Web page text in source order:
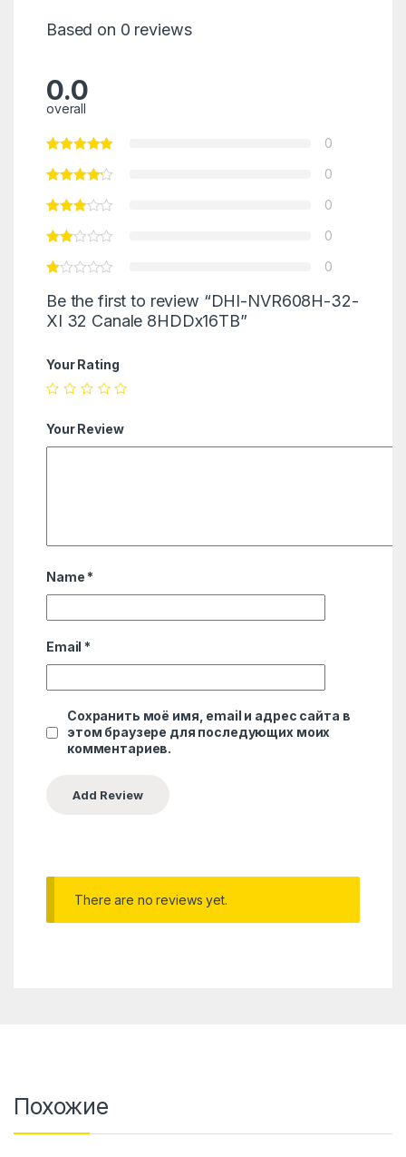
Based on 0 reviews
0.0
overall
0
0
0
0
0
Be the first to review “DHI-NVR608H-32-
XI 32 Canale 8HDDx16TB”
Your Rating
Your Review
Name *
Email *
Сохранить моё имя, email и адрес сайта в
этом браузере для последующих моих
комментариев.
There are no reviews yet.
Похожие